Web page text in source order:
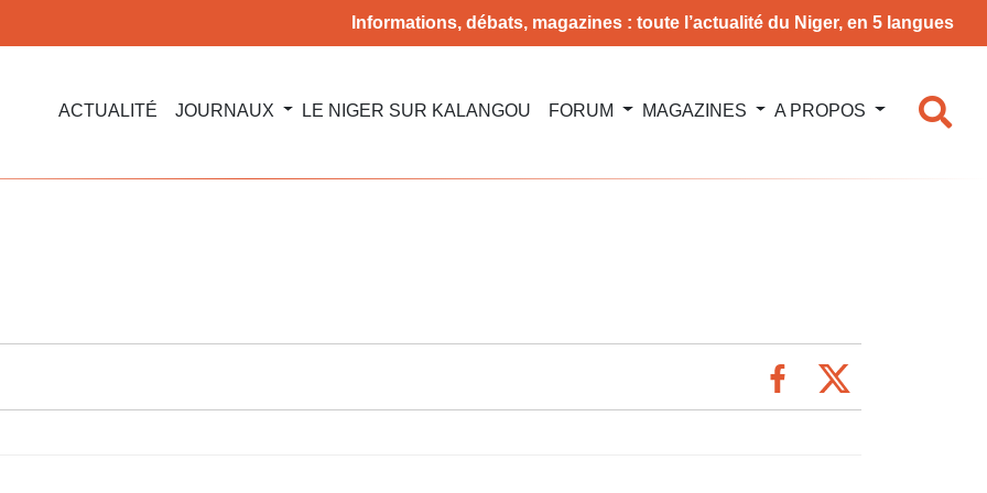
Informations, débats, magazines : toute l’actualité du Niger, en 5 langues
ACTUALITÉ JOURNAUX LE NIGER SUR KALANGOU FORUM MAGAZINES A PROPOS